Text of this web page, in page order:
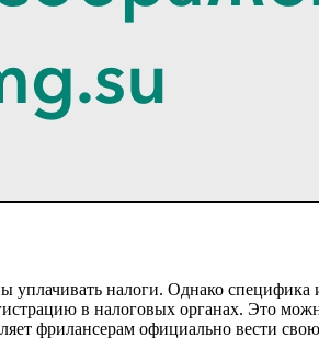
налоги. Однако специфика
в налоговых органах. Это
фрилансерам официально вести